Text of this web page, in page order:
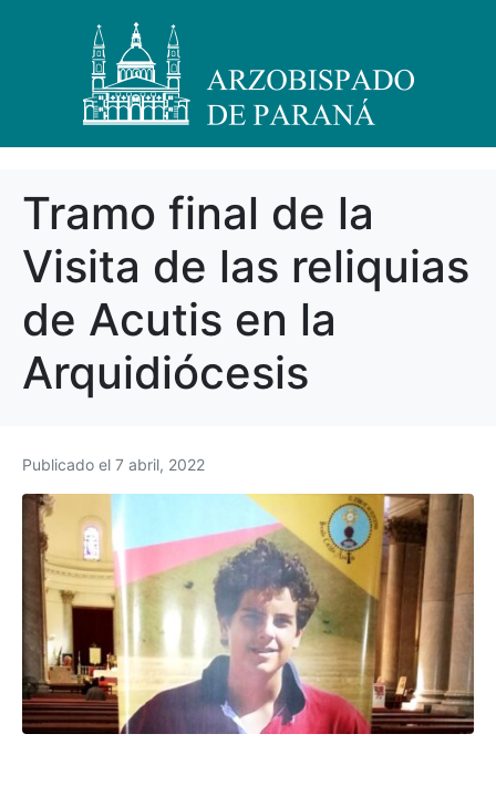
Tramo final de la
Visita de las reliquias
de Acutis en la
Arquidiócesis
Publicado el 7 abril, 2022